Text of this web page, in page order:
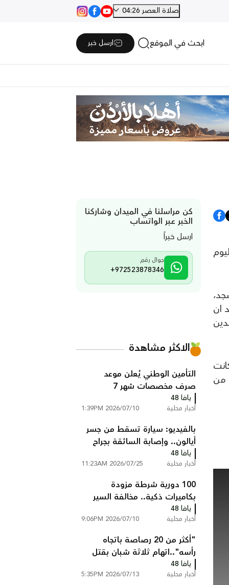
صلاة العصر 04:26
ابحث في الموقع ارسل خبر
ان
من
كن مراسلنا في الميدان وشاركنا
الخبر عبر الواتساب
ارسل خبراً
جوال رقم
+972523878346
الاكثر مشاهدة
التأمين الوطني يُعلن موعد
صرف مخصصات شهر 7
يافا 48
أخبار محلية 2026/07/10 1:39PM
بالفيديو: سيارة تسقط من جسر
أيالون.. وإصابة السائقة بجراح
خطيرة
يافا 48
أخبار محلية 2026/07/25 11:23AM
100 دورية شرطة مزودة
بكاميرات ذكية.. مخالفة السير
تصلك إلى المنزل دون أن تتوقف
يافا 48
أخبار محلية 2026/07/10 9:06PM
"أكثر من 20 رصاصة باتجاه
رأسه"..اتهام ثلاثة شبان بقتل
عبد السلام ابو عصب من
شعفاط
يافا 48
أخبار محلية 2026/07/13 5:35PM